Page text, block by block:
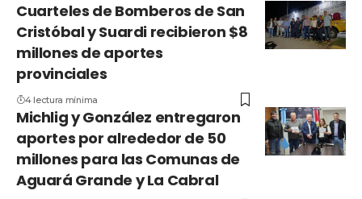
Cuarteles de Bomberos de San
Cristóbal y Suardi recibieron $8
millones de aportes
provinciales
4 lectura mínima
Michlig y González entregaron
aportes por alrededor de 50
millones para las Comunas de
Aguará Grande y La Cabral